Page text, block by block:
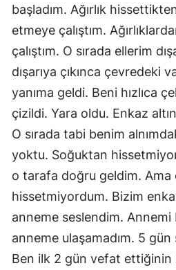
başladım. Ağırlık
etmeye çalıştım.
çalıştım. O sırada ellerim
dışarıya çıkınca çevredeki
yanıma geldi. Beni hızlıca
çizildi. Yara oldu. Enkaz
O sırada tabi benim
yoktu. Soğuktan
o tarafa doğru geldim. Ama
hissetmiyordum. Bizim
anneme seslendim. Annemi
anneme ulaşamadım. 5
Ben ilk 2 gün vefat ettiğinin